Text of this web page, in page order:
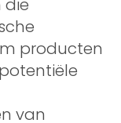
die
producten
van